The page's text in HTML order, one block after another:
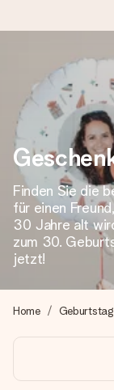
Heute
Wir bereiten
blitzschnell –
überreichen
4,8
Unsere
4,8 bei Google
+49 39292
Montag -
Samstag -
Finden Sie die
für einen
30 Jahre alt
zum 30.
jetzt!
Home